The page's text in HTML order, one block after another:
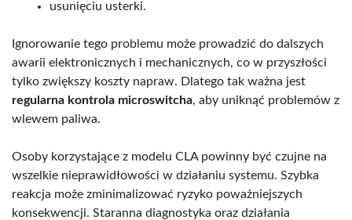
usunięciu usterki.
Ignorowanie tego problemu może prowadzić do dalszych
awarii elektronicznych i mechanicznych, co w przyszłości
tylko zwiększy koszty napraw. Dlatego tak ważna jest
regularna kontrola microswitcha, aby uniknąć problemów z
wlewem paliwa.
Osoby korzystające z modelu CLA powinny być czujne na
wszelkie nieprawidłowości w działaniu systemu. Szybka
reakcja może zminimalizować ryzyko poważniejszych
konsekwencji. Staranna diagnostyka oraz działania